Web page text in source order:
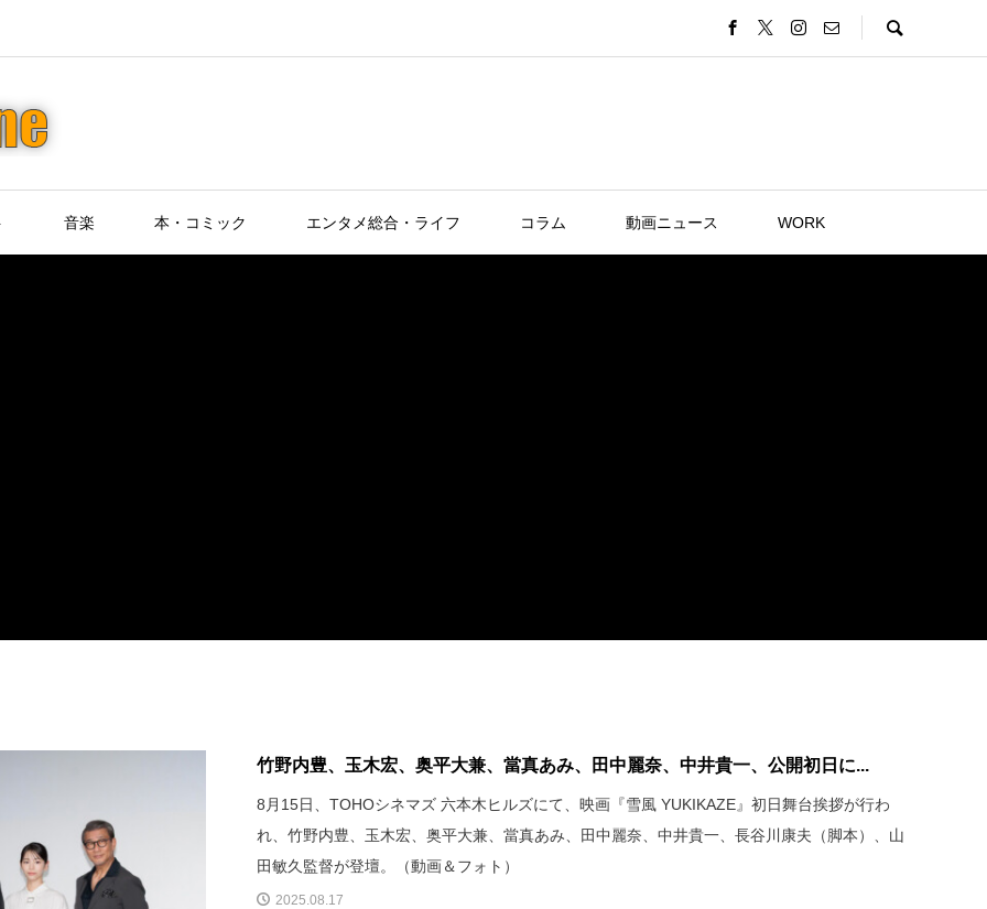
音楽 本・コミック エンタメ総合・ライフ コラム 動画ニュース WORK
竹野内豊、玉木宏、奥平大兼、當真あみ、田中麗奈、中井貴一、公開初日に...
8月15日、TOHOシネマズ 六本木ヒルズにて、映画『雪風 YUKIKAZE』初日舞台挨拶が行わ
れ、竹野内豊、玉木宏、奥平大兼、當真あみ、田中麗奈、中井貴一、長谷川康夫（脚本）、山
田敏久監督が登壇。（動画＆フォト）
2025.08.17